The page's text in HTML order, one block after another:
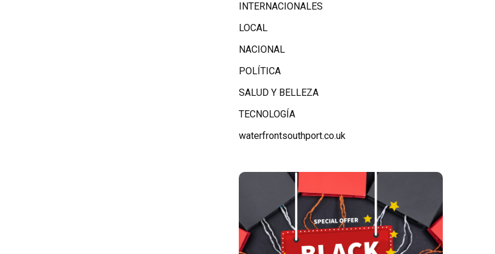
INTERNACIONALES
LOCAL
NACIONAL
POLÍTICA
SALUD Y BELLEZA
TECNOLOGÍA
waterfrontsouthport.co.uk